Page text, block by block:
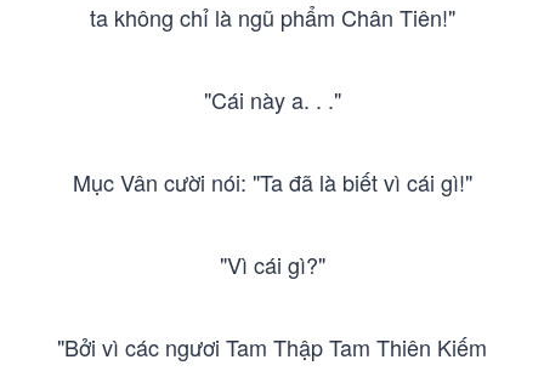
ta không chỉ là ngũ phẩm Chân Tiên!"
"Cái này a. . ."
Mục Vân cười nói: "Ta đã là biết vì cái gì!"
"Vì cái gì?"
"Bởi vì các ngươi Tam Thập Tam Thiên Kiếm